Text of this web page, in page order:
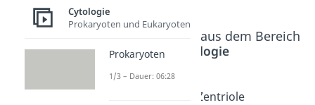
Beliebte Inhalte aus dem Bereich
Cytologie
Zentriole
Cytologie
Prokaryoten und Eukaryoten
Prokaryoten
1/3 – Dauer: 06:28